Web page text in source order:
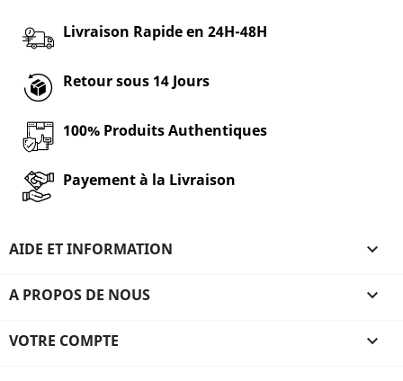
Livraison Rapide en 24H-48H
Retour sous 14 Jours
100% Produits Authentiques
Payement à la Livraison
AIDE ET INFORMATION 
A PROPOS DE NOUS 
VOTRE COMPTE 